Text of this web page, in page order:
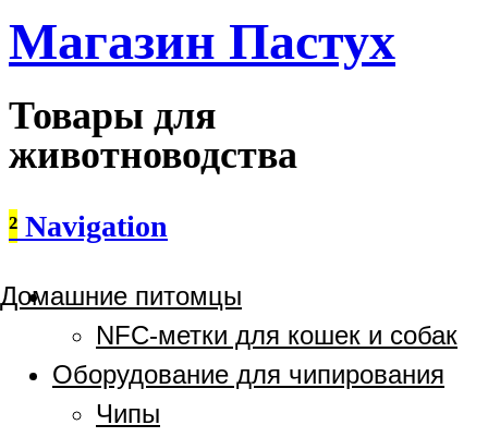
Магазин Пастух
Товары для
животноводства
² Navigation
Домашние питомцы
NFC-метки для кошек и собак
Оборудование для чипирования
Чипы